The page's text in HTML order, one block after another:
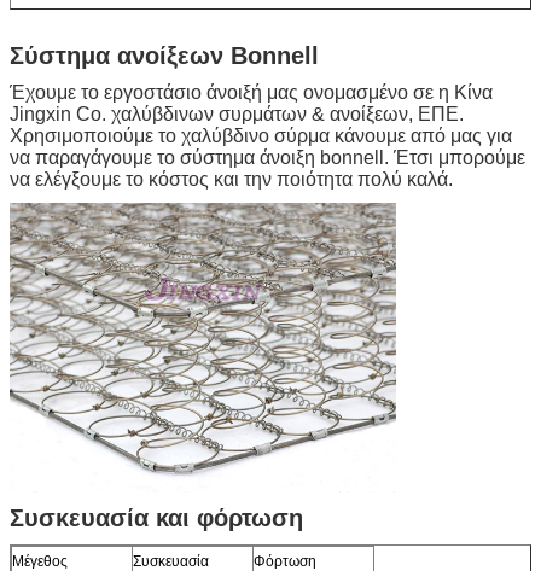
Σύστημα ανοίξεων Bonnell
Έχουμε το εργοστάσιο άνοιξή μας ονομασμένο σε η Κίνα
Jingxin Co. χαλύβδινων συρμάτων & ανοίξεων, ΕΠΕ.
Χρησιμοποιούμε το χαλύβδινο σύρμα κάνουμε από μας για
να παραγάγουμε το σύστημα άνοιξη bonnell. Έτσι μπορούμε
να ελέγξουμε το κόστος και την ποιότητα πολύ καλά.
Συσκευασία και φόρτωση
Μέγεθος Συσκευασία
Φόρτωση